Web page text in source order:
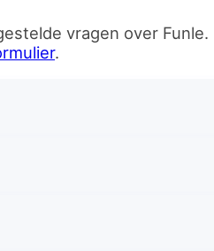
vragen over
.